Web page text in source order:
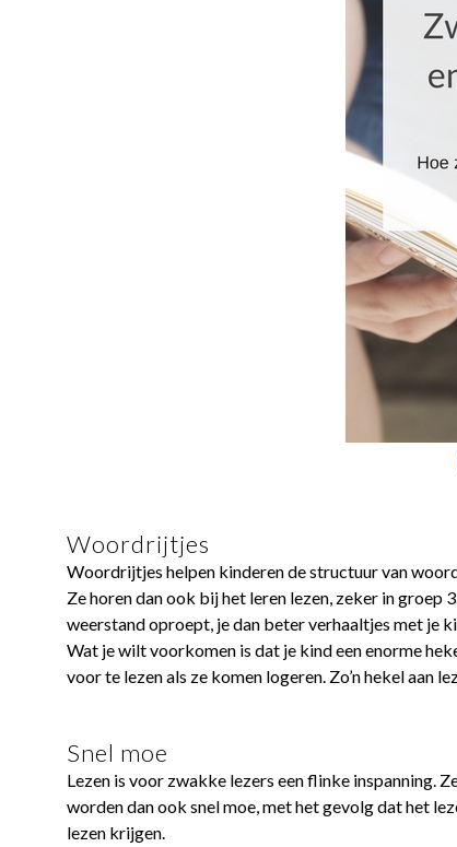
Woordrijtjes
Woordrijtjes helpen kinderen de structuur van
Ze horen dan ook bij het leren lezen, zeker in
weerstand oproept, je dan beter verhaaltjes met je
Wat je wilt voorkomen is dat je kind een enorme
voor te lezen als ze komen logeren. Zo’n hekel aan
Snel moe
Lezen is voor zwakke lezers een flinke inspanning.
worden dan ook snel moe, met het gevolg dat het
lezen krijgen.